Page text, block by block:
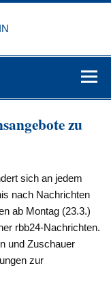
zu
sich an jedem
nach Nachrichten
ab Montag (23.3.)
rbb24-Nachrichten.
und Zuschauer
zur